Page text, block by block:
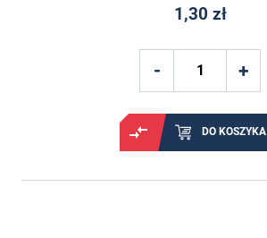
1,30 zł
DO KOSZYKA